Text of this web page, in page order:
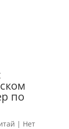
по
| Нет